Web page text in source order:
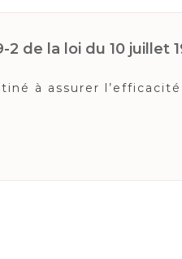
de la loi du 10 juillet
à assurer